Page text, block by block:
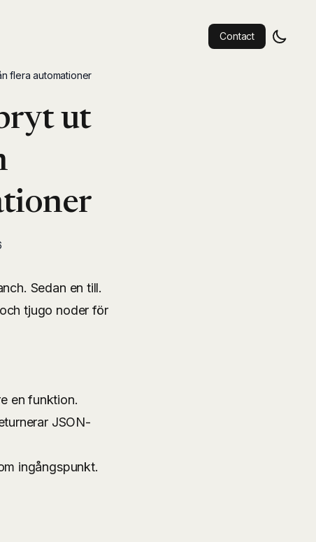
Contact
flera automationer
ut
Sedan en till.
tjugo noder för
en funktion.
JSON-
ingångspunkt.